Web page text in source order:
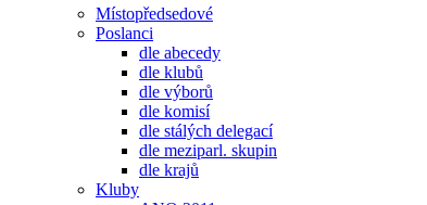
Místopředsedové
Poslanci
dle abecedy
dle klubů
dle výborů
dle komisí
dle stálých delegací
dle meziparl. skupin
dle krajů
Kluby